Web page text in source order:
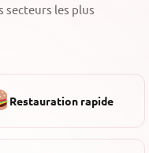
secteurs les plus
Restauration rapide